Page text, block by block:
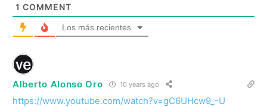
1 COMMENT
Los más recientes
Alberto Alonso Oro 10 years ago
https://www.youtube.com/watch?v=gC6UHcw9_-U